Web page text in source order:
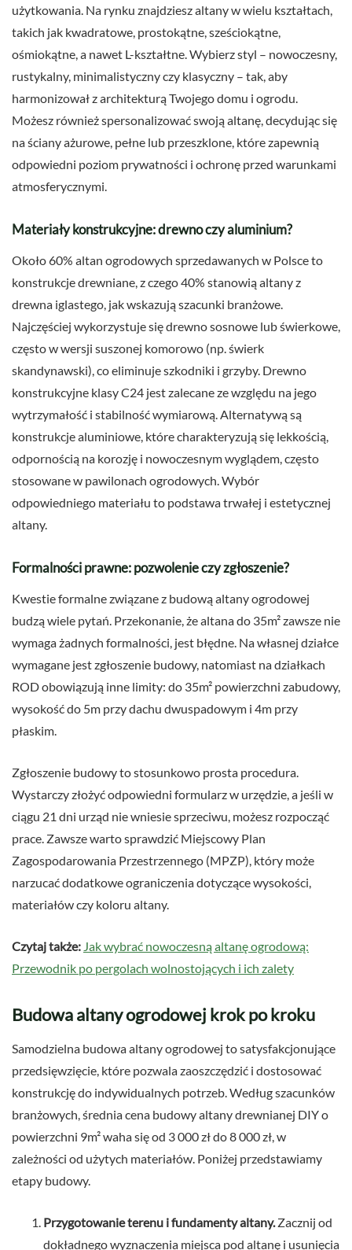
użytkowania. Na rynku znajdziesz altany w wielu kształtach,
takich jak kwadratowe, prostokątne, sześciokątne,
ośmiokątne, a nawet L-kształtne. Wybierz styl – nowoczesny,
rustykalny, minimalistyczny czy klasyczny – tak, aby
harmonizował z architekturą Twojego domu i ogrodu.
Możesz również spersonalizować swoją altanę, decydując się
na ściany ażurowe, pełne lub przeszklone, które zapewnią
odpowiedni poziom prywatności i ochronę przed warunkami
atmosferycznymi.
Materiały konstrukcyjne: drewno czy aluminium?
Około 60% altan ogrodowych sprzedawanych w Polsce to
konstrukcje drewniane, z czego 40% stanowią altany z
drewna iglastego, jak wskazują szacunki branżowe.
Najczęściej wykorzystuje się drewno sosnowe lub świerkowe,
często w wersji suszonej komorowo (np. świerk
skandynawski), co eliminuje szkodniki i grzyby. Drewno
konstrukcyjne klasy C24 jest zalecane ze względu na jego
wytrzymałość i stabilność wymiarową. Alternatywą są
konstrukcje aluminiowe, które charakteryzują się lekkością,
odpornością na korozję i nowoczesnym wyglądem, często
stosowane w pawilonach ogrodowych. Wybór
odpowiedniego materiału to podstawa trwałej i estetycznej
altany.
Formalności prawne: pozwolenie czy zgłoszenie?
Kwestie formalne związane z budową altany ogrodowej
budzą wiele pytań. Przekonanie, że altana do 35m² zawsze nie
wymaga żadnych formalności, jest błędne. Na własnej działce
wymagane jest zgłoszenie budowy, natomiast na działkach
ROD obowiązują inne limity: do 35m² powierzchni zabudowy,
wysokość do 5m przy dachu dwuspadowym i 4m przy
płaskim.
Zgłoszenie budowy to stosunkowo prosta procedura.
Wystarczy złożyć odpowiedni formularz w urzędzie, a jeśli w
ciągu 21 dni urząd nie wniesie sprzeciwu, możesz rozpocząć
prace. Zawsze warto sprawdzić Miejscowy Plan
Zagospodarowania Przestrzennego (MPZP), który może
narzucać dodatkowe ograniczenia dotyczące wysokości,
materiałów czy koloru altany.
Czytaj także: Jak wybrać nowoczesną altanę ogrodową:
Przewodnik po pergolach wolnostojących i ich zalety
Budowa altany ogrodowej krok po kroku
Samodzielna budowa altany ogrodowej to satysfakcjonujące
przedsięwzięcie, które pozwala zaoszczędzić i dostosować
konstrukcję do indywidualnych potrzeb. Według szacunków
branżowych, średnia cena budowy altany drewnianej DIY o
powierzchni 9m² waha się od 3 000 zł do 8 000 zł, w
zależności od użytych materiałów. Poniżej przedstawiamy
etapy budowy.
Przygotowanie terenu i fundamenty altany. Zacznij od
dokładnego wyznaczenia miejsca pod altanę i usunięcia